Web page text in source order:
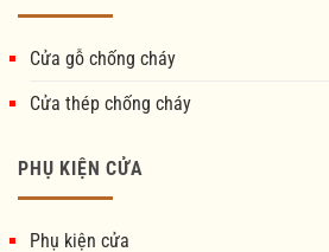
Cửa gỗ chống cháy
Cửa thép chống cháy
PHỤ KIỆN CỬA
Phụ kiện cửa